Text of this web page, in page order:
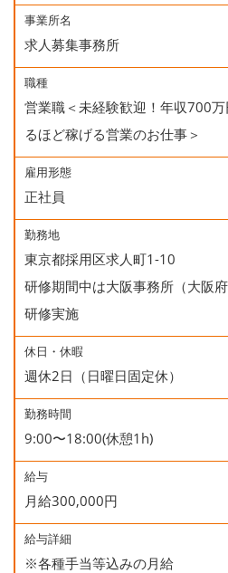
事業所名
求人募集事務所
職種
営業職＜未経験歓迎！年収700
るほど稼げる営業のお仕事＞
雇用形態
正社員
勤務地
東京都採用区求人町1-10
研修期間中は大阪事務所（大阪
研修実施
休日・休暇
週休2日（日曜日固定休）
勤務時間
9:00〜18:00(休憩1h)
給与
月給300,000円
給与詳細
※各種手当等込みの月給